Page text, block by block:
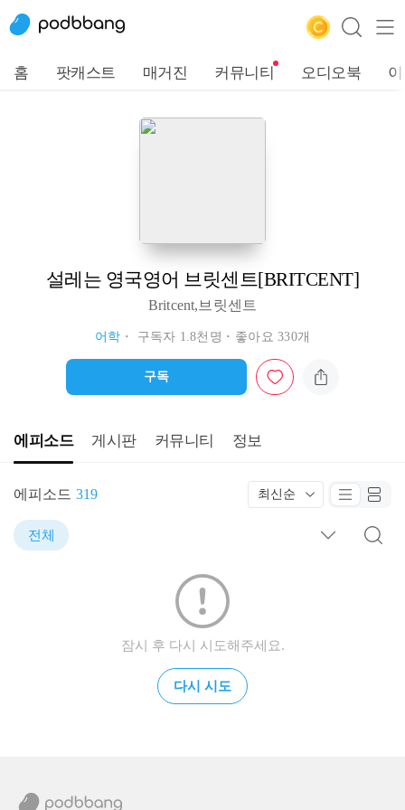
홈 팟캐스트 매거진 커뮤니티 오디오북
설레는 영국영어 브릿센트[BRITCENT]
Britcent,브릿센트
어학 구독자 1.8천명 좋아요 330개
구독
에피소드 게시판 커뮤니티 정보
에피소드 319 최신순
전체
잠시 후 다시 시도해주세요.
다시 시도